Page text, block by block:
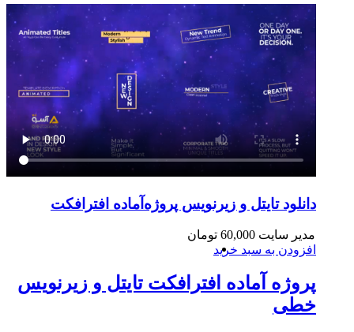
دانلود تایتل و زیرنویس‌ پروژه‌آماده افترافکت
مدیر سایت 60,000 تومان
افزودن به سبد خرید
پروژه آماده افترافکت تایتل و زیرنویس
خطی